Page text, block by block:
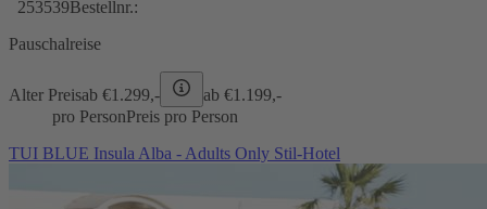
253539Bestellnr.:
Pauschalreise
Alter Preisab €1.299,- ab €1.199,-
pro PersonPreis pro Person
TUI BLUE Insula Alba - Adults Only Stil-Hotel